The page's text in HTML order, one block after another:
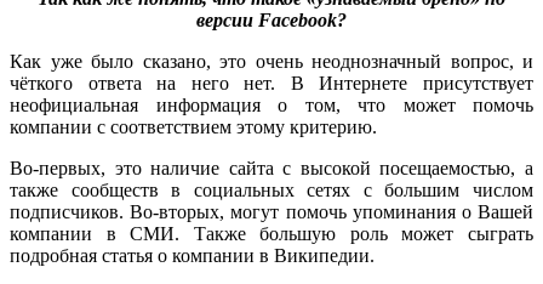
версии Facebook?
Как уже было сказано, это очень неоднозначный вопрос, и
чёткого ответа на него нет. В Интернете присутствует
неофициальная информация о том, что может помочь
компании с соответствием этому критерию.
Во-первых, это наличие сайта с высокой посещаемостью, а
также сообществ в социальных сетях с большим числом
подписчиков. Во-вторых, могут помочь упоминания о Вашей
компании в СМИ. Также большую роль может сыграть
подробная статья о компании в Википедии.